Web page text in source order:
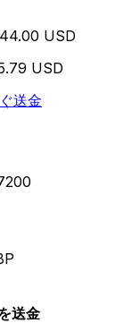
USD
USD
送金
送金